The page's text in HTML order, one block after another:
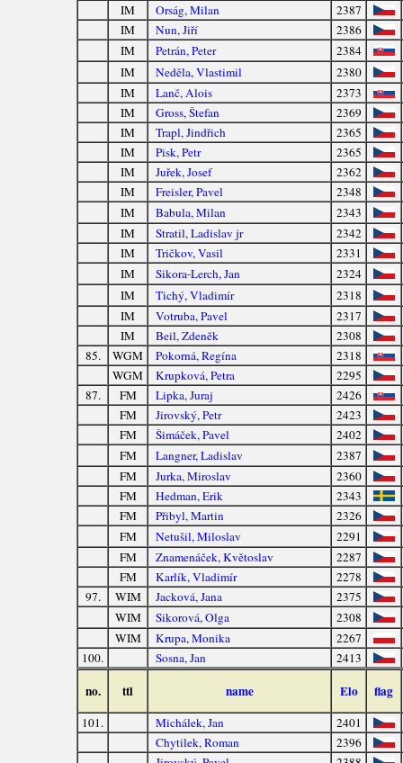
IM
Orság, Milan
2387
IM
Nun, Jiří
2386
IM
Petrán, Peter
2384
IM
Neděla, Vlastimil
2380
IM
Lanč, Alois
2373
IM
Gross, Štefan
2369
IM
Trapl, Jindřich
2365
IM
Pisk, Petr
2365
IM
Juřek, Josef
2362
IM
Freisler, Pavel
2348
IM
Babula, Milan
2343
IM
Stratil, Ladislav jr
2342
IM
Tričkov, Vasil
2331
IM
Sikora-Lerch, Jan
2324
IM
Tichý, Vladimír
2318
IM
Votruba, Pavel
2317
IM
Beil, Zdeněk
2308
85.
WGM Pokorná, Regína
2318
WGM
Krupková, Petra
2295
87.
FM Lipka, Juraj
2426
FM
Jirovský, Petr
2423
FM
Šimáček, Pavel
2402
FM
Langner, Ladislav
2387
FM
Jurka, Miroslav
2360
FM
Hedman, Erik
2343
FM
Přibyl, Martin
2326
FM
Netušil, Miloslav
2291
FM
Znamenáček, Květoslav
2287
FM
Karlík, Vladimír
2278
97.
WIM Jacková, Jana
2375
WIM
Sikorová, Olga
2308
WIM
Krupa, Monika
2267
100.
Sosna, Jan 2413
no. ttl name Elo flag
101. Michálek, Jan
2401
Chytilek, Roman
2396